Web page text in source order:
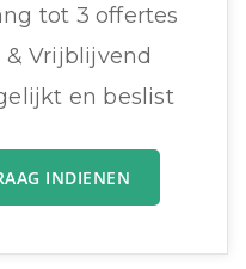
tot 3 offertes
& Vrijblijvend
en beslist
INDIENEN